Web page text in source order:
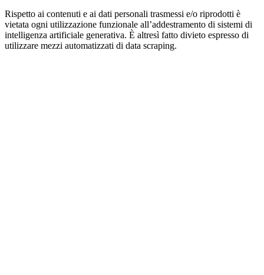
Rispetto ai contenuti e ai dati personali trasmessi e/o riprodotti è
vietata ogni utilizzazione funzionale all’addestramento di sistemi di
intelligenza artificiale generativa. È altresì fatto divieto espresso di
utilizzare mezzi automatizzati di data scraping.